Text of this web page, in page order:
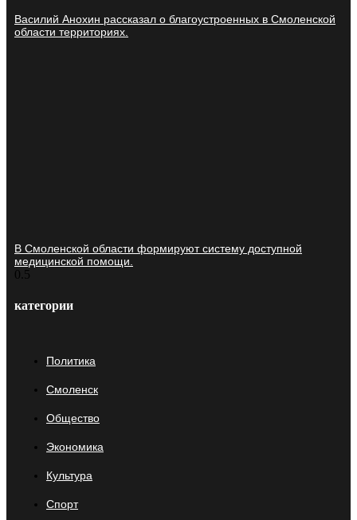
Василий Анохин рассказал о благоустроенных в Смоленской
области территориях.
В Смоленской области формируют систему доступной
медицинской помощи.
категории
Политика
Смоленск
Общество
Экономика
Культура
Спорт